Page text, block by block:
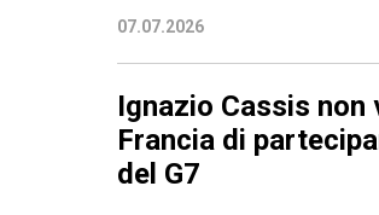
07.07.2026
Ignazio Cassis non
Francia di
del G7